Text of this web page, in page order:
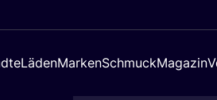
LädenMarkenSchmuckMagazin